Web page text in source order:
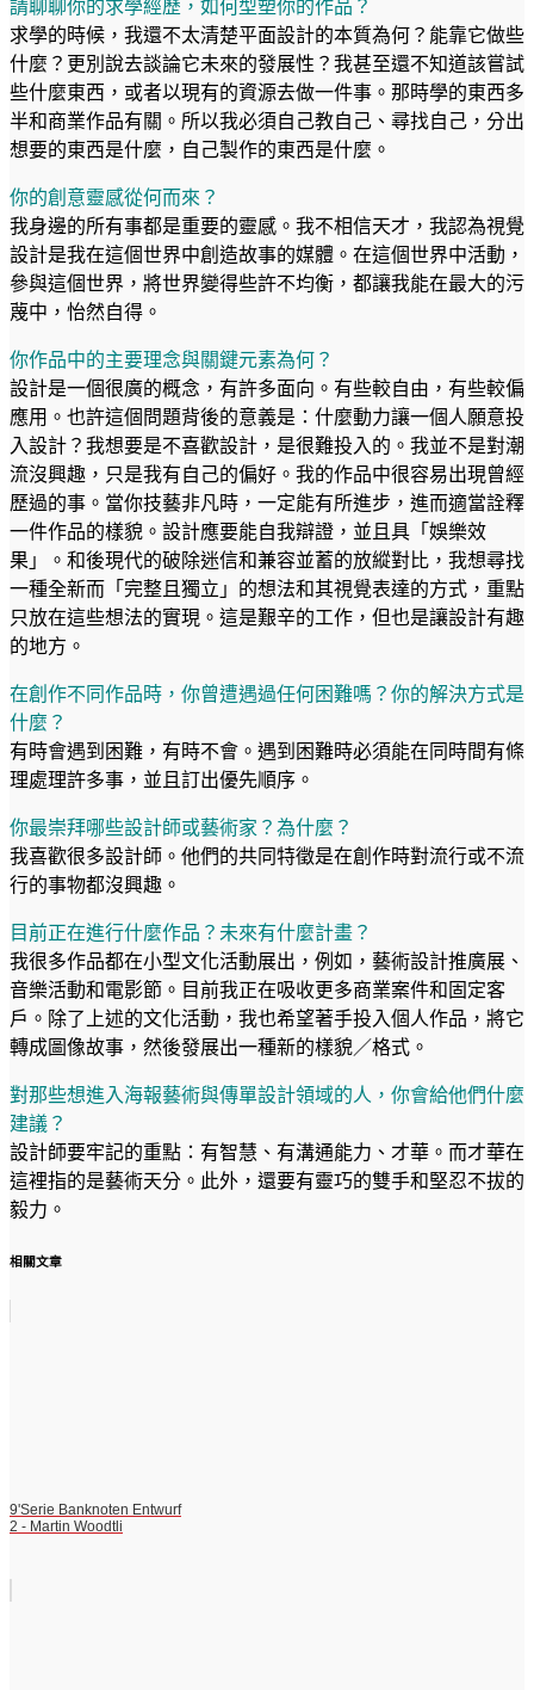
請聊聊你的求學經歷，如何型塑你的作品？
求學的時候，我還不太清楚平面設計的本質為何？能靠它做些
什麼？更別說去談論它未來的發展性？我甚至還不知道該嘗試
些什麼東西，或者以現有的資源去做一件事。那時學的東西多
半和商業作品有關。所以我必須自己教自己、尋找自己，分出
想要的東西是什麼，自己製作的東西是什麼。
你的創意靈感從何而來？
我身邊的所有事都是重要的靈感。我不相信天才，我認為視覺
設計是我在這個世界中創造故事的媒體。在這個世界中活動，
參與這個世界，將世界變得些許不均衡，都讓我能在最大的污
蔑中，怡然自得。
你作品中的主要理念與關鍵元素為何？
設計是一個很廣的概念，有許多面向。有些較自由，有些較偏
應用。也許這個問題背後的意義是：什麼動力讓一個人願意投
入設計？我想要是不喜歡設計，是很難投入的。我並不是對潮
流沒興趣，只是我有自己的偏好。我的作品中很容易出現曾經
歷過的事。當你技藝非凡時，一定能有所進步，進而適當詮釋
一件作品的樣貌。設計應要能自我辯證，並且具「娛樂效
果」。和後現代的破除迷信和兼容並蓄的放縱對比，我想尋找
一種全新而「完整且獨立」的想法和其視覺表達的方式，重點
只放在這些想法的實現。這是艱辛的工作，但也是讓設計有趣
的地方。
在創作不同作品時，你曾遭遇過任何困難嗎？你的解決方式是
什麼？
有時會遇到困難，有時不會。遇到困難時必須能在同時間有條
理處理許多事，並且訂出優先順序。
你最崇拜哪些設計師或藝術家？為什麼？
我喜歡很多設計師。他們的共同特徵是在創作時對流行或不流
行的事物都沒興趣。
目前正在進行什麼作品？未來有什麼計畫？
我很多作品都在小型文化活動展出，例如，藝術設計推廣展、
音樂活動和電影節。目前我正在吸收更多商業案件和固定客
戶。除了上述的文化活動，我也希望著手投入個人作品，將它
轉成圖像故事，然後發展出一種新的樣貌／格式。
對那些想進入海報藝術與傳單設計領域的人，你會給他們什麼
建議？
設計師要牢記的重點：有智慧、有溝通能力、才華。而才華在
這裡指的是藝術天分。此外，還要有靈巧的雙手和堅忍不拔的
毅力。
相關文章
9'Serie Banknoten Entwurf
2 - Martin Woodtli